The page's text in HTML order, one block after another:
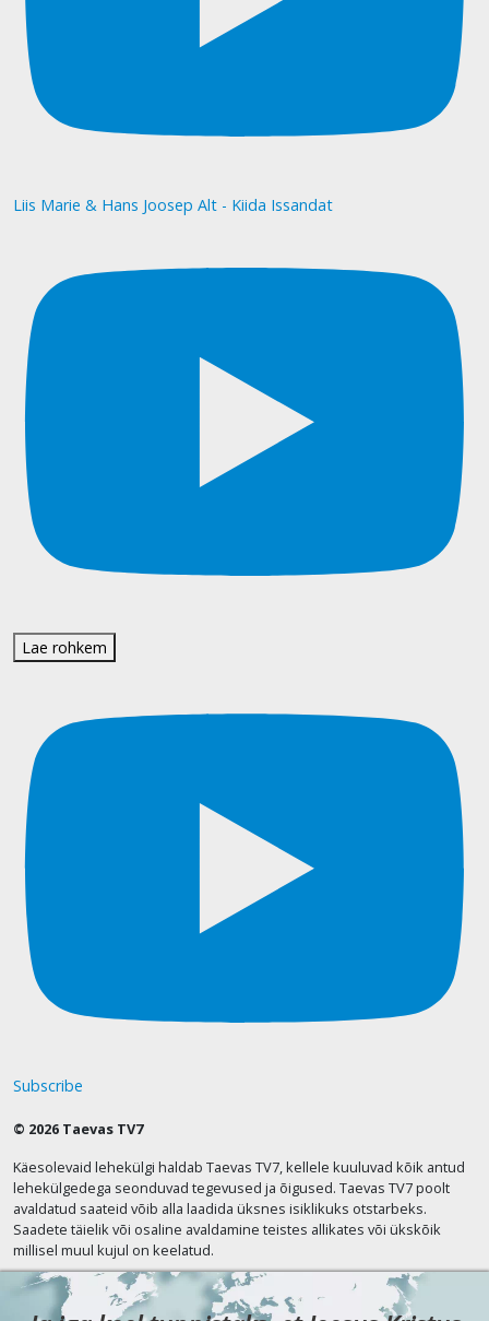
Liis Marie & Hans Joosep Alt - Kiida Issandat
Lae rohkem
Subscribe
© 2026 Taevas TV7
Käesolevaid lehekülgi haldab Taevas TV7, kellele kuuluvad kõik antud
lehekülgedega seonduvad tegevused ja õigused. Taevas TV7 poolt
avaldatud saateid võib alla laadida üksnes isiklikuks otstarbeks.
Saadete täielik või osaline avaldamine teistes allikates või ükskõik
millisel muul kujul on keelatud.